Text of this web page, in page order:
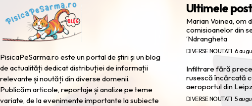
PisicaPeSarma.ro este un portal de știri și un blog
de actualități dedicat distribuției de informații
relevante și noutăți din diverse domenii.
Publicăm articole, reportaje și analize pe teme
variate, de la evenimente importante la subiecte
Ultimele
Marian Voinea, om
comisioanelor din
‘Ndrangheta
DIVERSE NOUTATI 6
Infiltrare fără
rusescă încărcată
aeroportul din
DIVERSE NOUTATI 5